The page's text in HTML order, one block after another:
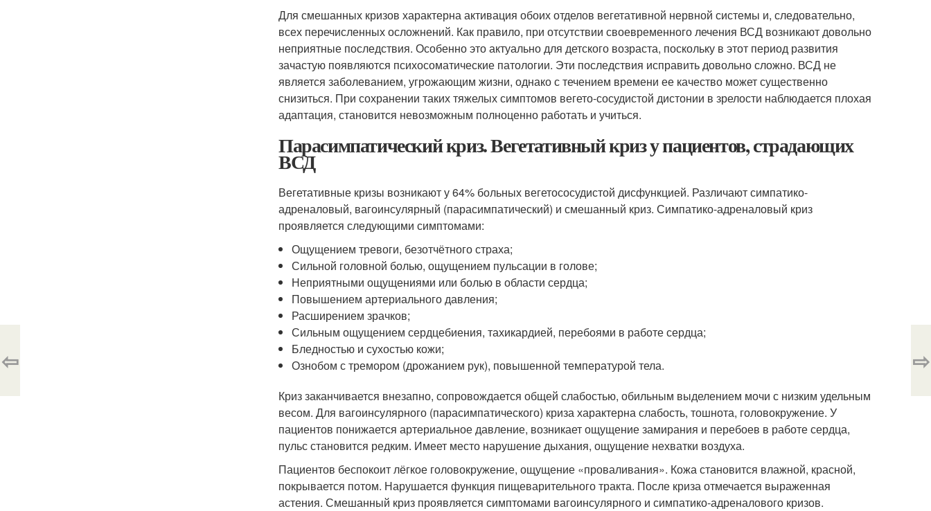
Для смешанных кризов характерна активация обоих отделов вегетативной нервной системы и, следовательно,
всех перечисленных осложнений. Как правило, при отсутствии своевременного лечения ВСД возникают довольно
неприятные последствия. Особенно это актуально для детского возраста, поскольку в этот период развития
зачастую появляются психосоматические патологии. Эти последствия исправить довольно сложно. ВСД не
является заболеванием, угрожающим жизни, однако с течением времени ее качество может существенно
снизиться. При сохранении таких тяжелых симптомов вегето-сосудистой дистонии в зрелости наблюдается плохая
адаптация, становится невозможным полноценно работать и учиться.
Парасимпатический криз. Вегетативный криз у пациентов, страдающих
ВСД
Вегетативные кризы возникают у 64% больных вегетососудистой дисфункцией. Различают симпатико-
адреналовый, вагоинсулярный (парасимпатический) и смешанный криз. Симпатико-адреналовый криз
проявляется следующими симптомами:
Ощущением тревоги, безотчётного страха;
Сильной головной болью, ощущением пульсации в голове;
Неприятными ощущениями или болью в области сердца;
Повышением артериального давления;
Расширением зрачков;
Сильным ощущением сердцебиения, тахикардией, перебоями в работе сердца;
Бледностью и сухостью кожи;
Ознобом с тремором (дрожанием рук), повышенной температурой тела.
Криз заканчивается внезапно, сопровождается общей слабостью, обильным выделением мочи с низким удельным
весом. Для вагоинсулярного (парасимпатического) криза характерна слабость, тошнота, головокружение. У
пациентов понижается артериальное давление, возникает ощущение замирания и перебоев в работе сердца,
пульс становится редким. Имеет место нарушение дыхания, ощущение нехватки воздуха.
Пациентов беспокоит лёгкое головокружение, ощущение «проваливания». Кожа становится влажной, красной,
покрывается потом. Нарушается функция пищеварительного тракта. После криза отмечается выраженная
астения. Смешанный криз проявляется симптомами вагоинсулярного и симпатико-адреналового кризов.
⇦ ⇨